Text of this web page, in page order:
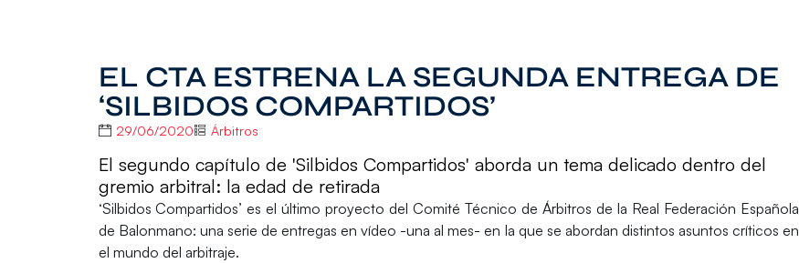
EL CTA ESTRENA LA SEGUNDA ENTREGA DE
‘SILBIDOS COMPARTIDOS’
29/06/2020 Árbitros
El segundo capítulo de 'Silbidos Compartidos' aborda un tema delicado dentro del
gremio arbitral: la edad de retirada
‘Silbidos Compartidos’ es el último proyecto delComité Técnico de Árbitros de la Real Federación Española
de Balonmano: una serie de entregas en vídeo -una al mes- en la que se abordan distintos asuntos críticos en
el mundo del arbitraje.